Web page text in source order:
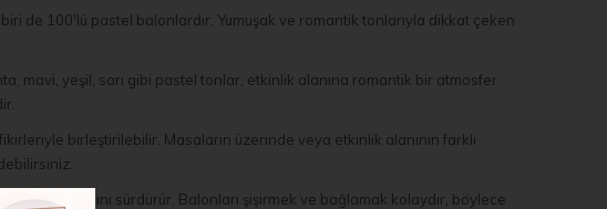
de 100'lü pastel balonlardır. Yumuşak ve romantik tonlarıyla dikkat çeken
mavi, yeşil, sarı gibi pastel tonlar, etkinlik alanına romantik bir atmosfer
birleştirilebilir. Masaların üzerinde veya etkinlik alanının farklı
canlılığını sürdürür. Balonları şişirmek ve bağlamak kolaydır, böylece